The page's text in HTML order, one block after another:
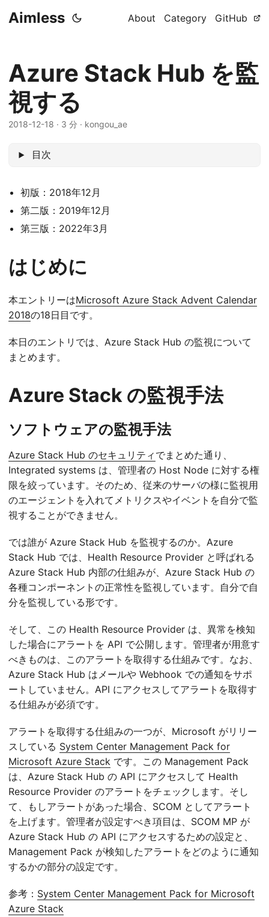
Aimless About Category GitHub
Azure Stack Hub を監
視する
2018-12-18 · 3 分 · kongou_ae
目次
初版：2018年12月
第二版：2019年12月
第三版：2022年3月
はじめに
本エントリーはMicrosoft Azure Stack Advent Calendar
2018の18日目です。
本日のエントリでは、Azure Stack Hub の監視について
まとめます。
Azure Stack の監視手法
ソフトウェアの監視手法
Azure Stack Hub のセキュリティ でまとめた通り、
Integrated systems は、管理者の Host Node に対する権
限を絞っています。そのため、従来のサーバの様に監視用
のエージェントを入れてメトリクスやイベントを自分で監
視することができません。
では誰が Azure Stack Hub を監視するのか。Azure
Stack Hub では、Health Resource Provider と呼ばれる
Azure Stack Hub 内部の仕組みが、Azure Stack Hub の
各種コンポーネントの正常性を監視しています。自分で自
分を監視している形です。
そして、この Health Resource Provider は、異常を検知
した場合にアラートを API で公開します。管理者が用意す
べきものは、このアラートを取得する仕組みです。なお、
Azure Stack Hub はメールや Webhook での通知をサポ
ートしていません。API にアクセスしてアラートを取得す
る仕組みが必須です。
アラートを取得する仕組みの一つが、Microsoft がリリー
スしている System Center Management Pack for
Microsoft Azure Stack です。この Management Pack
は、Azure Stack Hub の API にアクセスして Health
Resource Provider のアラートをチェックします。そし
て、もしアラートがあった場合、SCOM としてアラート
を上げます。管理者が設定すべき項目は、SCOM MP が
Azure Stack Hub の API にアクセスするための設定と、
Management Pack が検知したアラートをどのように通知
するかの部分の設定です。
参考： System Center Management Pack for Microsoft
Azure Stack